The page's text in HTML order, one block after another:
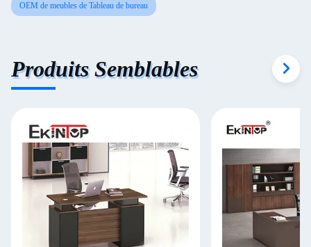
OEM de meubles de Tableau de bureau
Produits Semblables